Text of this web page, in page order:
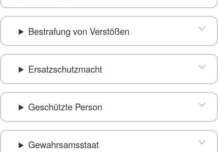
Bestrafung von Verstößen
Ersatzschutzmacht
Geschützte Person
Gewahrsamsstaat